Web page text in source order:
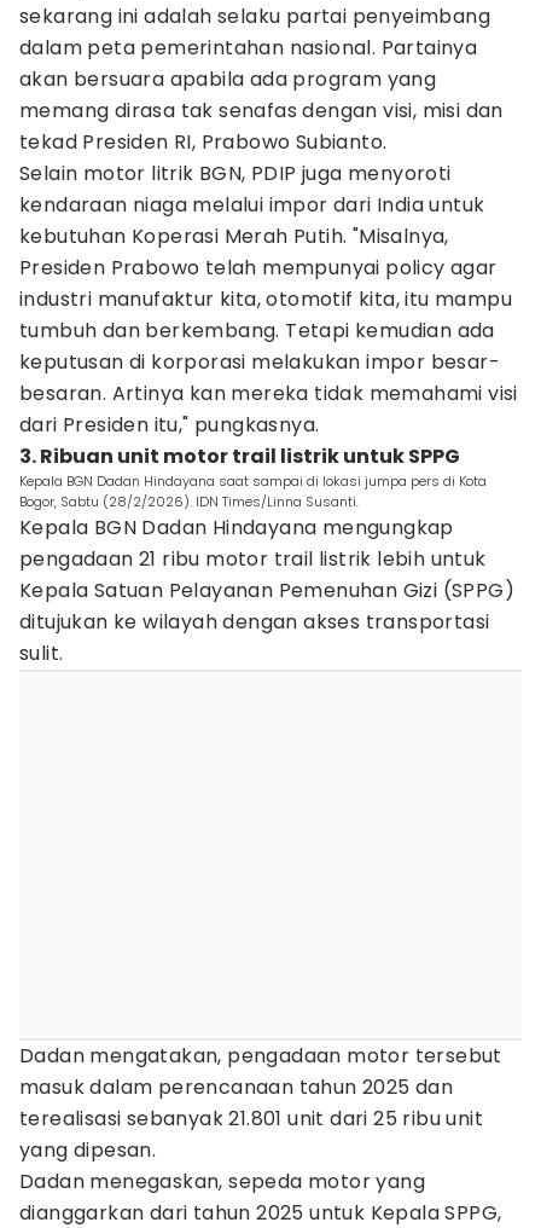
sekarang ini adalah selaku partai penyeimbang
dalam peta pemerintahan nasional. Partainya
akan bersuara apabila ada program yang
memang dirasa tak senafas dengan visi, misi dan
tekad Presiden RI, Prabowo Subianto.
Selain motor litrik BGN, PDIP juga menyoroti
kendaraan niaga melalui impor dari India untuk
kebutuhan Koperasi Merah Putih. "Misalnya,
Presiden Prabowo telah mempunyai policy agar
industri manufaktur kita, otomotif kita, itu mampu
tumbuh dan berkembang. Tetapi kemudian ada
keputusan di korporasi melakukan impor besar-
besaran. Artinya kan mereka tidak memahami visi
dari Presiden itu," pungkasnya.
3. Ribuan unit motor trail listrik untuk SPPG
Kepala BGN Dadan Hindayana saat sampai di lokasi jumpa pers di Kota
Bogor, Sabtu (28/2/2026). IDN Times/Linna Susanti.
Kepala BGN Dadan Hindayana mengungkap
pengadaan 21 ribu motor trail listrik lebih untuk
Kepala Satuan Pelayanan Pemenuhan Gizi (SPPG)
ditujukan ke wilayah dengan akses transportasi
sulit.
Dadan mengatakan, pengadaan motor tersebut
masuk dalam perencanaan tahun 2025 dan
terealisasi sebanyak 21.801 unit dari 25 ribu unit
yang dipesan.
Dadan menegaskan, sepeda motor yang
dianggarkan dari tahun 2025 untuk Kepala SPPG,